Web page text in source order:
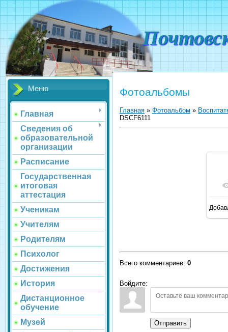
Меню
Главная
Сведения об
образовательной
организации
Расписание
Государственная
итоговая
аттестация
Ученикам
Учителям
Родителям
Психолог
Достижения
История
Дистанционное
обучение
Музей
Фотоальбомы
Главная » Фотоальбом »
DSCF6111
Всего комментариев: 0
Войдите:
Отправить